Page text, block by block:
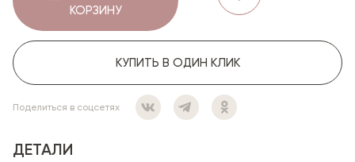
КОРЗИНУ
КУПИТЬ В ОДИН КЛИК
Поделиться в соцсетях
ДЕТАЛИ